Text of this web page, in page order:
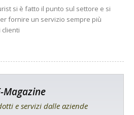
si è fatto il punto sul settore e si
fornire un servizio sempre più
Magazine
e servizi dalle aziende